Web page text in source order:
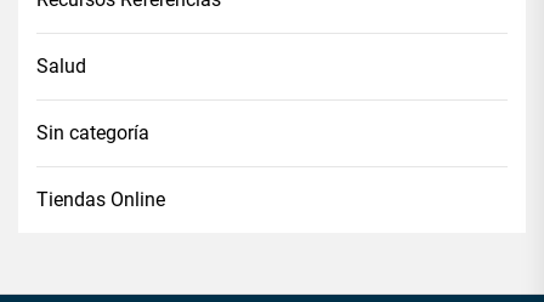
Salud
Sin categoría
Tiendas Online